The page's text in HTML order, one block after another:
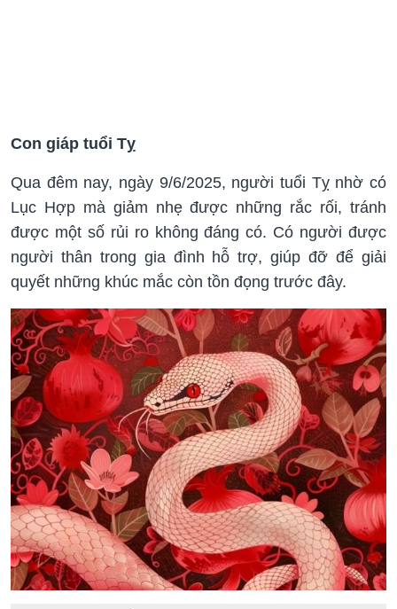
Con giáp tuổi Tỵ
Qua đêm nay, ngày 9/6/2025, người tuổi Tỵ nhờ có
Lục Hợp mà giảm nhẹ được những rắc rối, tránh
được một số rủi ro không đáng có. Có người được
người thân trong gia đình hỗ trợ, giúp đỡ để giải
quyết những khúc mắc còn tồn đọng trước đây.